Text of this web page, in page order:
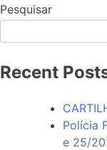
Pesquisar
Recent
Polícia
e 25/